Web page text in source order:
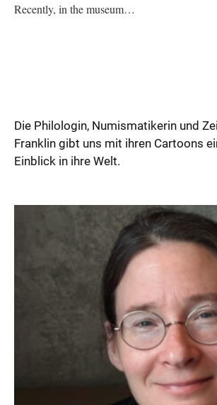
Recently, in the museum…
Die Philologin, Numismatikerin und
Franklin gibt uns mit ihren Cartoons
Einblick in ihre Welt.